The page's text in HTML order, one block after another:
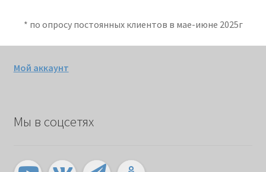
* по опросу постоянных клиентов в мае-июне 2025г
Мой аккаунт
Мы в соцсетях